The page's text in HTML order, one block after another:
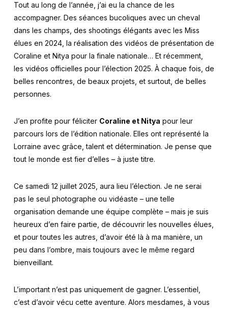
Tout au long de l’année, j’ai eu la chance de les
accompagner. Des séances bucoliques avec un cheval
dans les champs, des shootings élégants avec les Miss
élues en 2024, la réalisation des vidéos de présentation de
Coraline et Nitya pour la finale nationale… Et récemment,
les vidéos officielles pour l’élection 2025. À chaque fois, de
belles rencontres, de beaux projets, et surtout, de belles
personnes.
J’en profite pour féliciter Coraline et Nitya pour leur
parcours lors de l’édition nationale. Elles ont représenté la
Lorraine avec grâce, talent et détermination. Je pense que
tout le monde est fier d’elles – à juste titre.
Ce samedi 12 juillet 2025, aura lieu l’élection. Je ne serai
pas le seul photographe ou vidéaste – une telle
organisation demande une équipe complète – mais je suis
heureux d’en faire partie, de découvrir les nouvelles élues,
et pour toutes les autres, d’avoir été là à ma manière, un
peu dans l’ombre, mais toujours avec le même regard
bienveillant.
L’important n’est pas uniquement de gagner. L’essentiel,
c’est d’avoir vécu cette aventure. Alors mesdames, à vous